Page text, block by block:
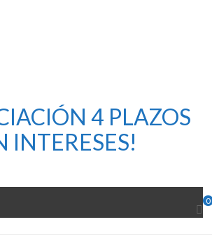
4 PLAZOS
INTERESES!
0